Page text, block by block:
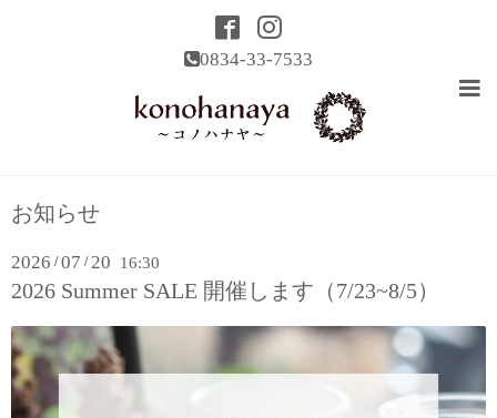
0834-33-7533
お知らせ
2026 /07 /20 16:30
2026 Summer SALE 開催します（7/23~8/5）